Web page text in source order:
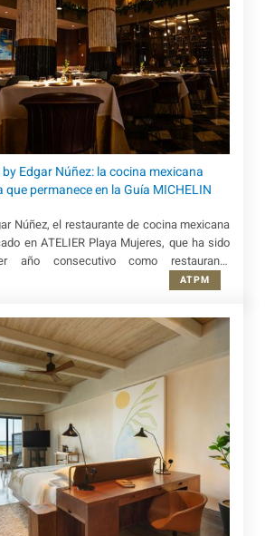
Edgar Núñez: la cocina mexicana
permanece en la Guía MICHELIN
Núñez, el restaurante de cocina mexicana
en ATELIER Playa Mujeres, que ha sido
año consecutivo como restaurante
MICHELIN 2026.
ATPM